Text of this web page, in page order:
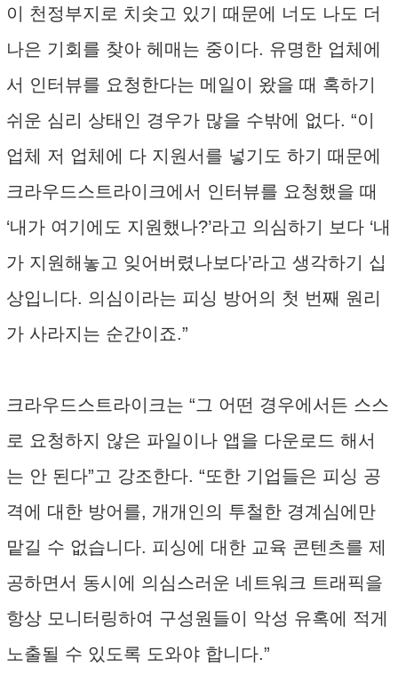
이 천정부지로 치솟고 있기 때문에 너도 나도 더
나은 기회를 찾아 헤매는 중이다. 유명한 업체에
서 인터뷰를 요청한다는 메일이 왔을 때 혹하기
쉬운 심리 상태인 경우가 많을 수밖에 없다. “이
업체 저 업체에 다 지원서를 넣기도 하기 때문에
크라우드스트라이크에서 인터뷰를 요청했을 때
‘내가 여기에도 지원했나?’라고 의심하기 보다 ‘내
가 지원해놓고 잊어버렸나보다’라고 생각하기 십
상입니다. 의심이라는 피싱 방어의 첫 번째 원리
가 사라지는 순간이죠.”
크라우드스트라이크는 “그 어떤 경우에서든 스스
로 요청하지 않은 파일이나 앱을 다운로드 해서
는 안 된다”고 강조한다. “또한 기업들은 피싱 공
격에 대한 방어를, 개개인의 투철한 경계심에만
맡길 수 없습니다. 피싱에 대한 교육 콘텐츠를 제
공하면서 동시에 의심스러운 네트워크 트래픽을
항상 모니터링하여 구성원들이 악성 유혹에 적게
노출될 수 있도록 도와야 합니다.”